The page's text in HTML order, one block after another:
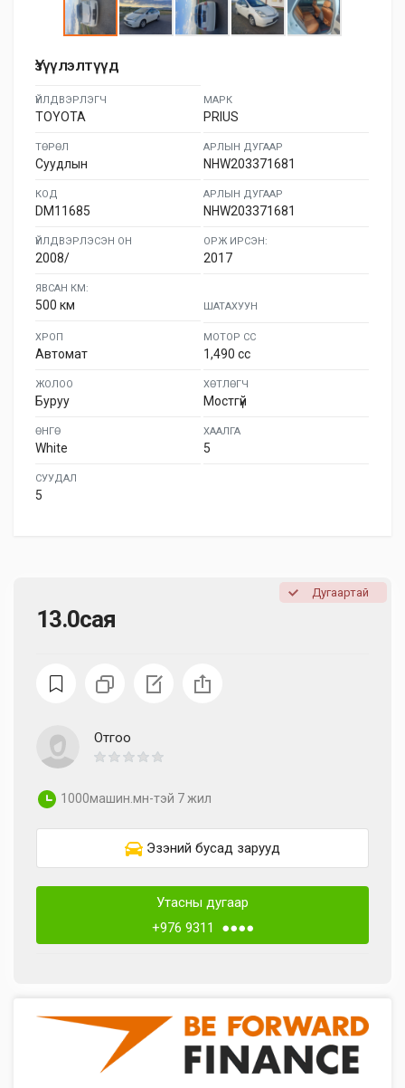
13.0сая
Дугаартай
Отгоо
1000машин.мн-тэй 7 жил
Эзэний бусад зарууд
Утасны дугаар
+976 9311 ●●●●
Үзүүлэлтүүд
ҮЙЛДВЭРЛЭГЧ
TOYOTA
МАРК
PRIUS
ТӨРӨЛ
Суудлын
АРЛЫН ДУГААР
NHW203371681
КОД
DM11685
АРЛЫН ДУГААР
NHW203371681
ҮЙЛДВЭРЛЭСЭН ОН
2008/
ОРЖ ИРСЭН:
2017
ЯВСАН КМ:
500 км ШАТАХУУН
ХРОП
Автомат
МОТОР СС
1,490 cc
ЖОЛОО
Буруу
ХӨТЛӨГЧ
Мостгүй
ӨНГӨ
White
ХААЛГА
5
СУУДАЛ
5